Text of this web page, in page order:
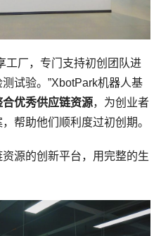
工厂，专门支持初创团队进
试验。”XbotPark机器人基
合优秀供应链资源，为创业者
帮助他们顺利度过初创期。
源的创新平台，用完整的生